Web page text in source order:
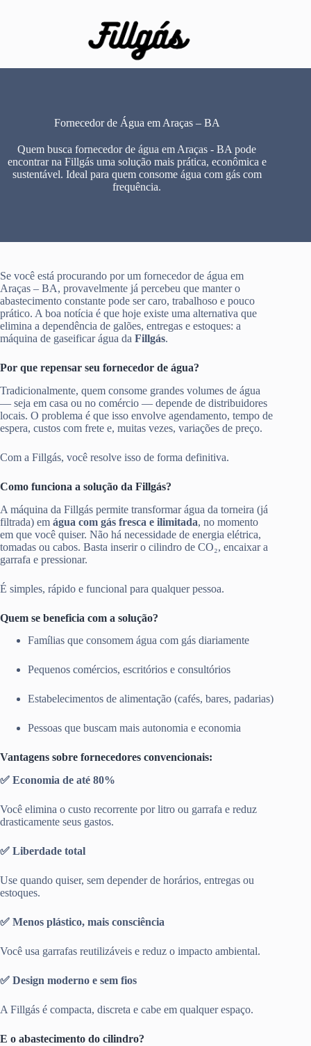
Fornecedor de Água em Araças – BA
Quem busca fornecedor de água em Araças - BA pode
encontrar na Fillgás uma solução mais prática, econômica e
sustentável. Ideal para quem consome água com gás com
frequência.
Se você está procurando por um fornecedor de água em
Araças – BA, provavelmente já percebeu que manter o
abastecimento constante pode ser caro, trabalhoso e pouco
prático. A boa notícia é que hoje existe uma alternativa que
elimina a dependência de galões, entregas e estoques: a
máquina de gaseificar água da Fillgás.
Por que repensar seu fornecedor de água?
Tradicionalmente, quem consome grandes volumes de água
— seja em casa ou no comércio — depende de distribuidores
locais. O problema é que isso envolve agendamento, tempo de
espera, custos com frete e, muitas vezes, variações de preço.
Com a Fillgás, você resolve isso de forma definitiva.
Como funciona a solução da Fillgás?
A máquina da Fillgás permite transformar água da torneira (já
filtrada) em água com gás fresca e ilimitada, no momento
em que você quiser. Não há necessidade de energia elétrica,
tomadas ou cabos. Basta inserir o cilindro de CO₂, encaixar a
garrafa e pressionar.
É simples, rápido e funcional para qualquer pessoa.
Quem se beneficia com a solução?
Famílias que consomem água com gás diariamente
Pequenos comércios, escritórios e consultórios
Estabelecimentos de alimentação (cafés, bares, padarias)
Pessoas que buscam mais autonomia e economia
Vantagens sobre fornecedores convencionais:
✅ Economia de até 80%
Você elimina o custo recorrente por litro ou garrafa e reduz
drasticamente seus gastos.
✅ Liberdade total
Use quando quiser, sem depender de horários, entregas ou
estoques.
✅ Menos plástico, mais consciência
Você usa garrafas reutilizáveis e reduz o impacto ambiental.
✅ Design moderno e sem fios
A Fillgás é compacta, discreta e cabe em qualquer espaço.
E o abastecimento do cilindro?